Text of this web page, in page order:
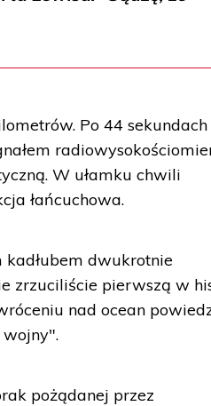
Po 44 sekundach
W ułamku chwili
łańcuchowa.
kadłubem dwukrotnie
zrzuciliście pierwszą w
nad ocean
wojny".
pożądanej przez